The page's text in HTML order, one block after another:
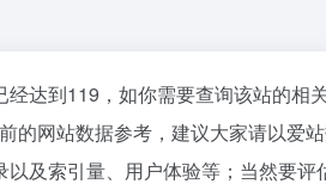
达到119，如你需要查询该站的相
的网站数据参考，建议大家请以爱
及索引量、用户体验等；当然要